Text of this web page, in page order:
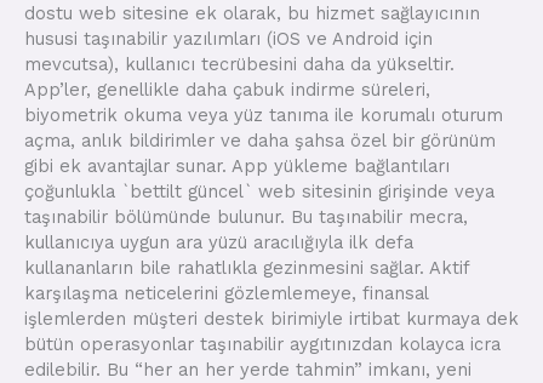
dostu web sitesine ek olarak, bu hizmet sağlayıcının
hususi taşınabilir yazılımları (iOS ve Android için
mevcutsa), kullanıcı tecrübesini daha da yükseltir.
App’ler, genellikle daha çabuk indirme süreleri,
biyometrik okuma veya yüz tanıma ile korumalı oturum
açma, anlık bildirimler ve daha şahsa özel bir görünüm
gibi ek avantajlar sunar. App yükleme bağlantıları
çoğunlukla `bettilt güncel` web sitesinin girişinde veya
taşınabilir bölümünde bulunur. Bu taşınabilir mecra,
kullanıcıya uygun ara yüzü aracılığıyla ilk defa
kullananların bile rahatlıkla gezinmesini sağlar. Aktif
karşılaşma neticelerini gözlemlemeye, finansal
işlemlerden müşteri destek birimiyle irtibat kurmaya dek
bütün operasyonlar taşınabilir aygıtınızdan kolayca icra
edilebilir. Bu “her an her yerde tahmin” imkanı, yeni